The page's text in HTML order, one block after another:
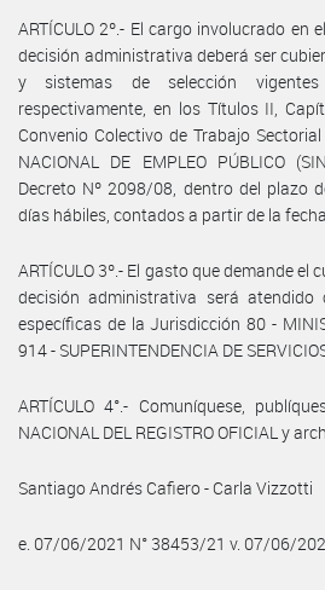
ARTÍCULO 2º.- El cargo involucrado en
decisión administrativa deberá ser
y sistemas de selección
respectivamente, en los Títulos II,
Convenio Colectivo de Trabajo
NACIONAL DE EMPLEO PÚBLICO
Decreto Nº 2098/08, dentro del plazo
días hábiles, contados a partir de la
ARTÍCULO 3º.- El gasto que demande el
decisión administrativa será
específicas de la Jurisdicción 80 -
914 - SUPERINTENDENCIA DE
ARTÍCULO 4°.- Comuníquese,
NACIONAL DEL REGISTRO OFICIAL y
Santiago Andrés Cafiero - Carla Vizzotti
e. 07/06/2021 N° 38453/21 v. 07/06/